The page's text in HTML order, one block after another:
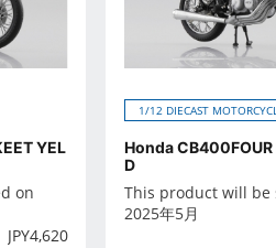
YEL
on
JPY4,620
1/12 DIECAST
Honda CB400FOUR
D
This product will be
2025年5月